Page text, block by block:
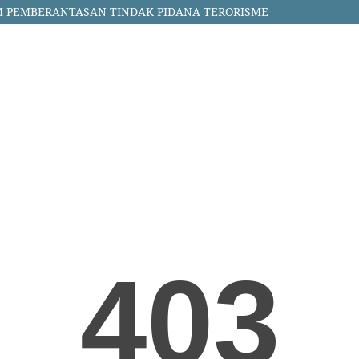
TINDAK PIDANA TERORISME